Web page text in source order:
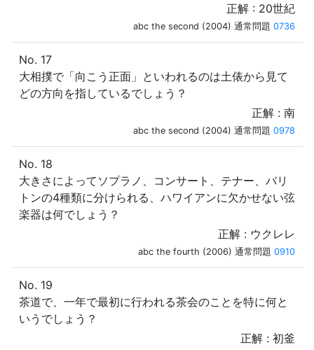
正解 : 20世紀
abc the second (2004) 通常問題 0736
No. 17
大相撲で「向こう正面」といわれるのは土俵から見て
どの方向を指しているでしょう？
正解 : 南
abc the second (2004) 通常問題 0978
No. 18
大きさによってソプラノ、コンサート、テナー、バリ
トンの4種類に分けられる、ハワイアンに欠かせない弦
楽器は何でしょう？
正解 : ウクレレ
abc the fourth (2006) 通常問題 0910
No. 19
茶道で、一年で最初に行われる茶会のことを特に何と
いうでしょう？
正解 : 初釜